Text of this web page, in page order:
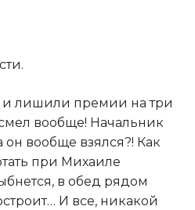
и лишили премии на три
вообще! Начальник
он вообще взялся?! Как
при Михаиле
в обед рядом
И все, никакой